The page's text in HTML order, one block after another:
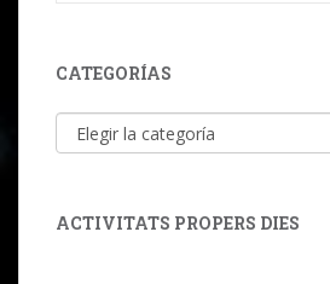
CATEGORÍAS
Categorías
ACTIVITATS PROPERS DIES